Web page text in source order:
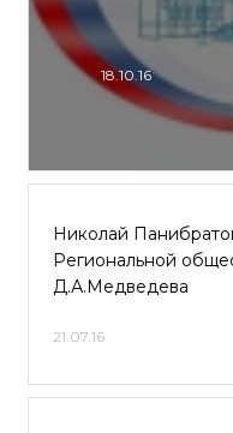
18.10.16
Николай
Региональной
Д.А.Медведева
21.07.16